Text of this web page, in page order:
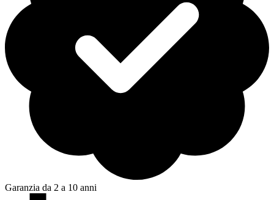
Garanzia da 2 a 10 anni